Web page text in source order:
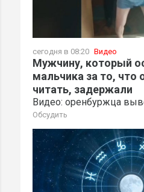
сегодня в 08:20 Видео
Мужчину, который
мальчика за то, что
читать, задержали
Видео: оренбуржца
Обсудить